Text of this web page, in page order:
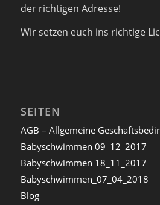
der richtigen Adresse!
Wir setzen euch ins richtige
SEITEN
AGB – Allgemeine
Babyschwimmen 09_12_2017
Babyschwimmen 18_11_2017
Babyschwimmen_07_04_2018
Blog